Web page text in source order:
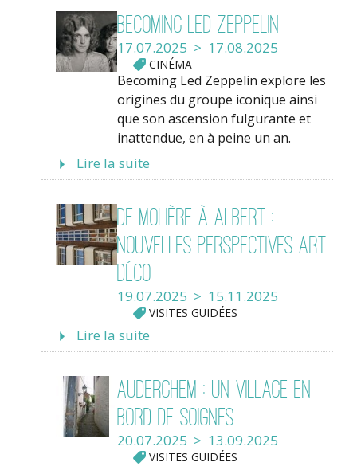
Becoming Led Zeppelin
17.07.2025 > 17.08.2025
CINÉMA
Becoming Led Zeppelin explore les
origines du groupe iconique ainsi
que son ascension fulgurante et
inattendue, en à peine un an.
Lire la suite
De Molière à Albert :
nouvelles perspectives Art
Déco
19.07.2025 > 15.11.2025
VISITES GUIDÉES
Lire la suite
Auderghem : un village en
bord de Soignes
20.07.2025 > 13.09.2025
VISITES GUIDÉES